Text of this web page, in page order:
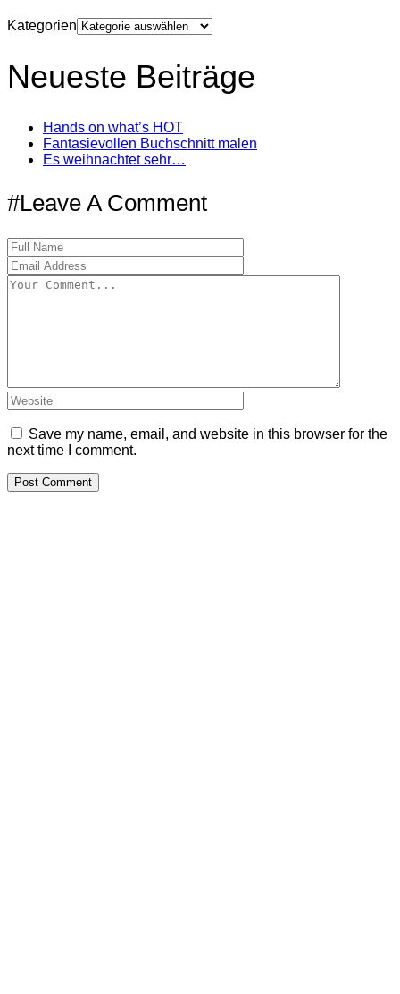
Kategorien
Neueste Beiträge
Hands on what’s HOT
Fantasievollen Buchschnitt malen
Es weihnachtet sehr…
#Leave A Comment
Save my name, email, and website in this browser for the
next time I comment.